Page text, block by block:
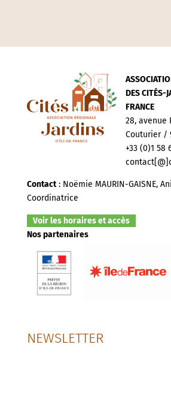
DES CITÉS-
FRANCE
28, avenue
Couturier /
+33 (0)1 58
Contact: Noëmie MAURIN-GAISNE,
Coordinatrice
Voir les horaires et accès
Nos partenaires
NEWSLETTER